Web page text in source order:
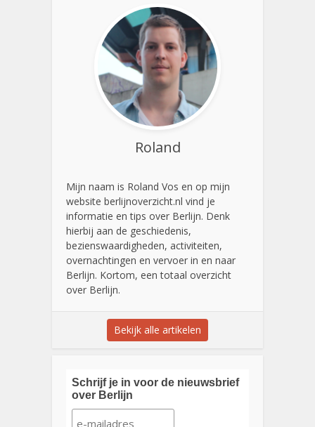
Roland
Mijn naam is Roland Vos en op mijn
website berlijnoverzicht.nl vind je
informatie en tips over Berlijn. Denk
hierbij aan de geschiedenis,
bezienswaardigheden, activiteiten,
overnachtingen en vervoer in en naar
Berlijn. Kortom, een totaal overzicht
over Berlijn.
Bekijk alle artikelen
Schrijf je in voor de nieuwsbrief
over Berlijn